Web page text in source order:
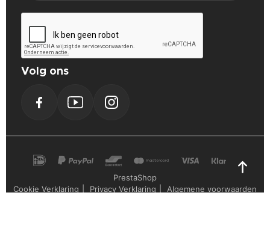
Volg ons
PrestaShop
Cookie Verklaring
Privacy Verklaring
Algemene voorwaarden